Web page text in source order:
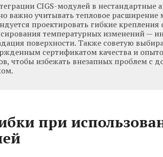
CIGS-модулей в нестандартные
важно учитывать тепловое расширение
проектировать гибкие крепления
температурных изменений —
поверхности. Также советую
сертификатом качества и
чтобы избежать внезапных проблем с
при